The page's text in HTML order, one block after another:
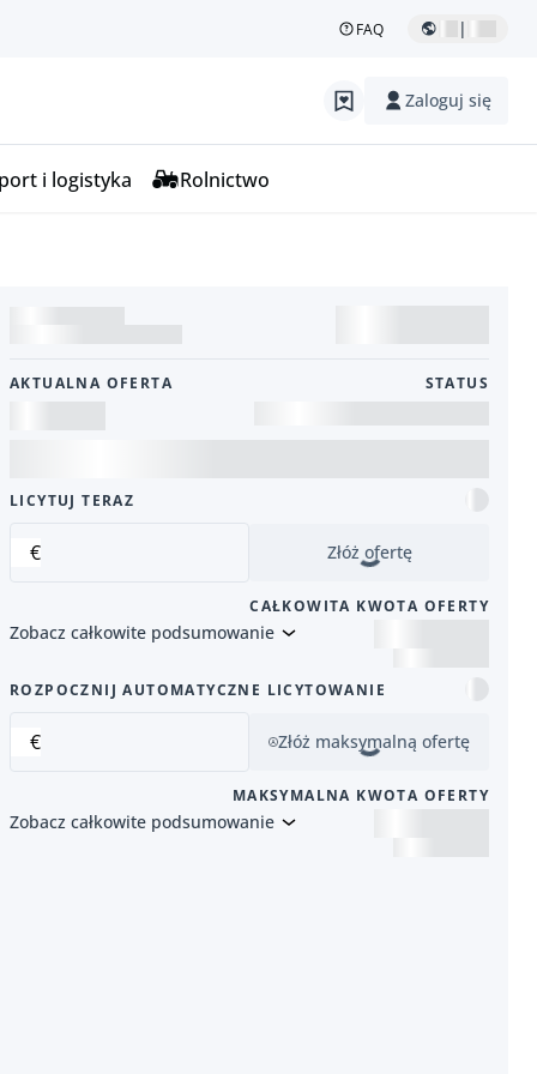
FAQ |
Zaloguj się
i logistyka Rolnictwo
AKTUALNA OFERTA STATUS
LICYTUJ TERAZ
€ Złóż ofertę
CAŁKOWITA KWOTA OFERTY
Zobacz całkowite podsumowanie
ROZPOCZNIJ AUTOMATYCZNE LICYTOWANIE
€ Złóż maksymalną ofertę
MAKSYMALNA KWOTA OFERTY
Zobacz całkowite podsumowanie